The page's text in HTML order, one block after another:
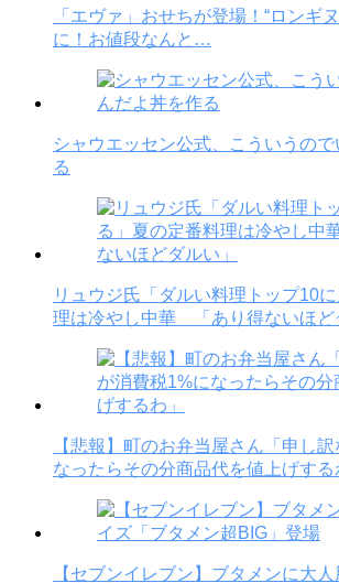
「エヴァ」おせちが登場！“ロンギ
に！お値段なんと…
シャウエッセン公式、こういうの
る
リュウジ氏「ダルい料理トップ10
理は冷やし中華 「あり得ないほど
【悲報】町のお弁当屋さん「申し
なったらその分商品代を値上げする
【セブンイレブン】ブタメンに大